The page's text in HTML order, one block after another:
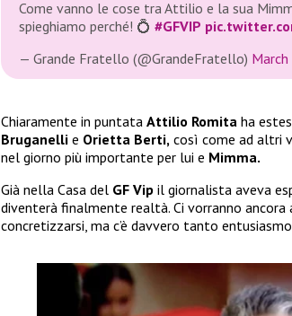
Come vanno le cose tra Attilio e la sua
spieghiamo perché! 💍 #GFVIP
— Grande Fratello (@GrandeFratello)
Chiaramente in puntata Attilio Romita ha
Bruganelli e Orietta Berti, così come ad altri
nel giorno più importante per lui e Mimma.
Già nella Casa del GF Vip il giornalista aveva
diventerà finalmente realtà. Ci vorranno
concretizzarsi, ma c’è davvero tanto